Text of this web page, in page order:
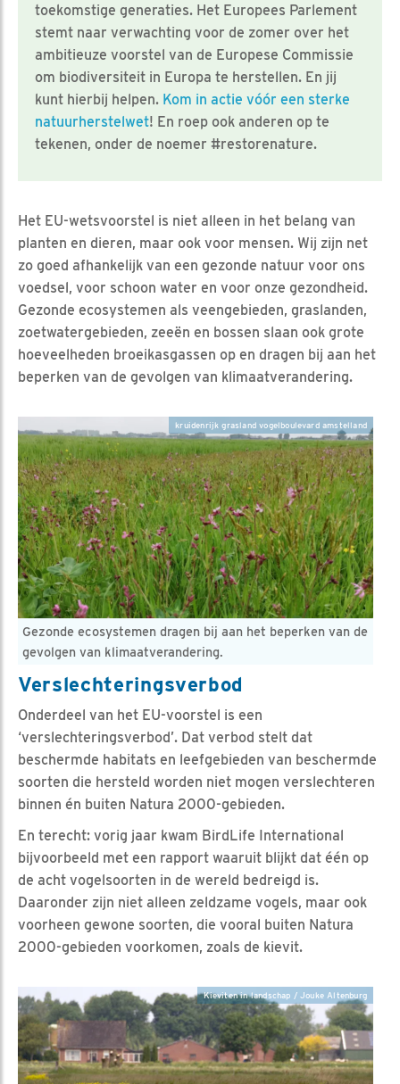
toekomstige generaties. Het Europees Parlement
stemt naar verwachting voor de zomer over het
ambitieuze voorstel van de Europese Commissie
om biodiversiteit in Europa te herstellen. En jij
kunt hierbij helpen. Kom in actie vóór een sterke
natuurherstelwet! En roep ook anderen op te
tekenen, onder de noemer #restorenature.
Het EU-wetsvoorstel is niet alleen in het belang van
planten en dieren, maar ook voor mensen. Wij zijn net
zo goed afhankelijk van een gezonde natuur voor ons
voedsel, voor schoon water en voor onze gezondheid.
Gezonde ecosystemen als veengebieden, graslanden,
zoetwatergebieden, zeeën en bossen slaan ook grote
hoeveelheden broeikasgassen op en dragen bij aan het
beperken van de gevolgen van klimaatverandering.
Gezonde ecosystemen dragen bij aan het beperken van de
gevolgen van klimaatverandering.
kruidenrijk grasland vogelboulevard amstelland
Verslechteringsverbod
Onderdeel van het EU-voorstel is een
‘verslechteringsverbod’. Dat verbod stelt dat
beschermde habitats en leefgebieden van beschermde
soorten die hersteld worden niet mogen verslechteren
binnen én buiten Natura 2000-gebieden.
En terecht: vorig jaar kwam BirdLife International
bijvoorbeeld met een rapport waaruit blijkt dat één op
de acht vogelsoorten in de wereld bedreigd is.
Daaronder zijn niet alleen zeldzame vogels, maar ook
voorheen gewone soorten, die vooral buiten Natura
2000-gebieden voorkomen, zoals de kievit.
Kieviten in landschap / Jouke Altenburg